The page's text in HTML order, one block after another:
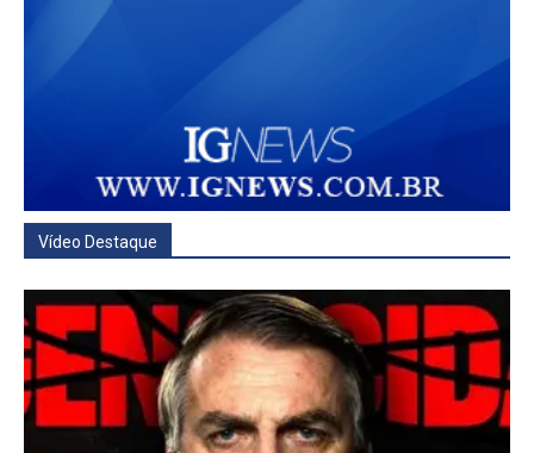
Vídeo Destaque